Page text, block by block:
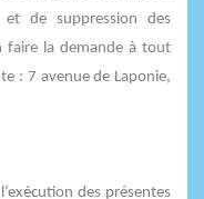
de suppression des
faire la demande à tout
: 7 avenue de Laponie,
des présentes